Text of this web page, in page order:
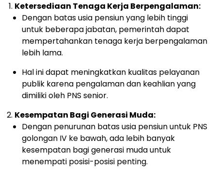
Ketersediaan Tenaga Kerja Berpengalaman:
Dengan batas usia pensiun yang lebih tinggi
untuk beberapa jabatan, pemerintah dapat
mempertahankan tenaga kerja berpengalaman
lebih lama.
Hal ini dapat meningkatkan kualitas pelayanan
publik karena pengalaman dan keahlian yang
dimiliki oleh PNS senior.
Kesempatan Bagi Generasi Muda:
Dengan penurunan batas usia pensiun untuk PNS
golongan IV ke bawah, ada lebih banyak
kesempatan bagi generasi muda untuk
menempati posisi-posisi penting.